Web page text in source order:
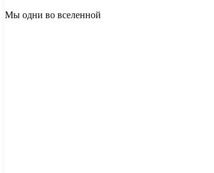
Мы одни во вселенной